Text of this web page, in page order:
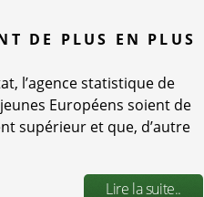
DE PLUS EN PLUS
l’agence statistique de
Européens soient de
supérieur et que, d’autre
Lire la suite..